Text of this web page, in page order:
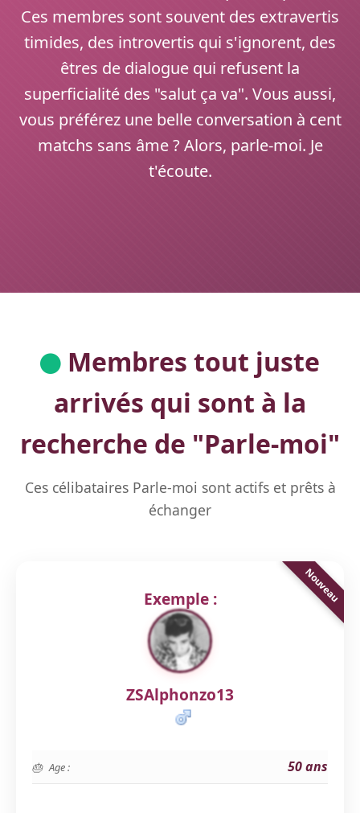
Ces membres sont souvent des extravertis
timides, des introvertis qui s'ignorent, des
êtres de dialogue qui refusent la
superficialité des "salut ça va". Vous aussi,
vous préférez une belle conversation à cent
matchs sans âme ? Alors, parle-moi. Je
t'écoute.
Membres tout juste
arrivés qui sont à la
recherche de "Parle-moi"
Ces célibataires Parle-moi sont actifs et prêts à
échanger
Exemple :
ZSAlphonzo13
Age : 50 ans